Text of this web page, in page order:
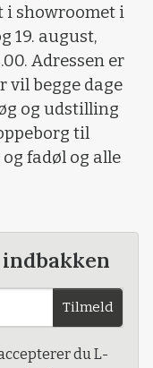
i showroomet i
19. august,
Adressen er
vil begge dage
og udstilling
til
fadøl og alle
Tilmeld
du L-